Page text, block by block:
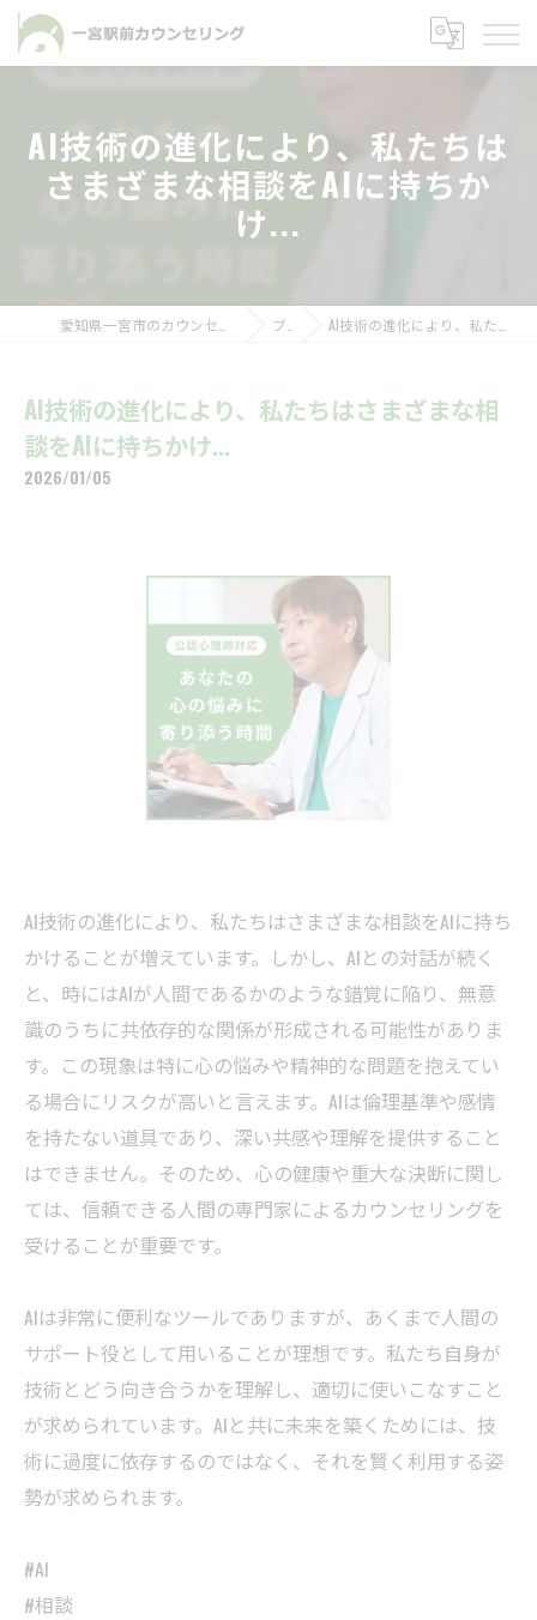
AI技術の進化により、私たちは
さまざまな相談をAIに持ちか
け...
ブログ AI技術の進化により、私たちはさまざまな相談をAIに持ちかけ...
AI技術の進化により、私たちはさまざまな相
談をAIに持ちかけ...
2026/01/05
AI技術の進化により、私たちはさまざまな相談をAIに持ち
かけることが増えています。しかし、AIとの対話が続く
と、時にはAIが人間であるかのような錯覚に陥り、無意
識のうちに共依存的な関係が形成される可能性がありま
す。この現象は特に心の悩みや精神的な問題を抱えてい
る場合にリスクが高いと言えます。AIは倫理基準や感情
を持たない道具であり、深い共感や理解を提供すること
はできません。そのため、心の健康や重大な決断に関し
ては、信頼できる人間の専門家によるカウンセリングを
受けることが重要です。
AIは非常に便利なツールでありますが、あくまで人間の
サポート役として用いることが理想です。私たち自身が
技術とどう向き合うかを理解し、適切に使いこなすこと
が求められています。AIと共に未来を築くためには、技
術に過度に依存するのではなく、それを賢く利用する姿
勢が求められます。
#AI
#相談